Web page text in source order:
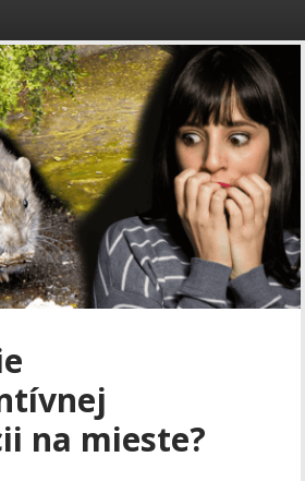
na mieste?